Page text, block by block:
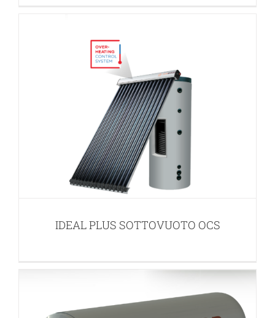
IDEAL PLUS SOTTOVUOTO OCS
NATURALE